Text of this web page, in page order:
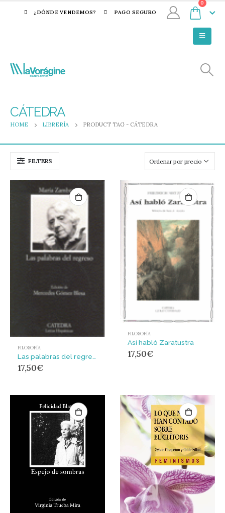
¿DÓNDE VENDEMOS? PAGO SEGURO
0
CÁTEDRA
HOME LIBRERÍA PRODUCT TAG - CÁTEDRA
FILTERS
FILOSOFÍA
17,50€
FILOSOFÍA
Así habló Zaratustra
17,50€